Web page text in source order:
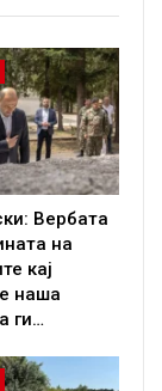
Вербата
на
кај
наша
ги…